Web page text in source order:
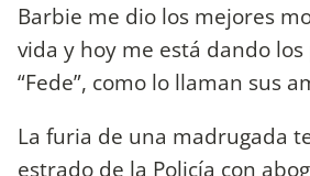
Barbie me dio los mejores
vida y hoy me está dando los
“Fede”, como lo llaman sus
La furia de una madrugada
estrado de la Policía con